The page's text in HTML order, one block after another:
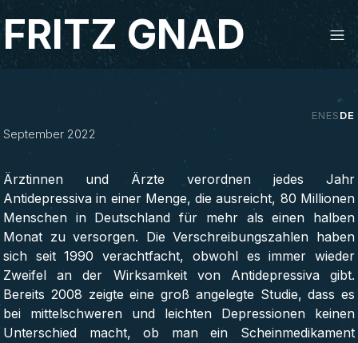
FRITZ GNAD
ANIMATION & GRAPHICS
ENESDE
September 2022
Ärztinnen und Ärzte verordnen jedes Jahr
Antidepressiva in einer Menge, die ausreicht, 80 Millionen
Menschen in Deutschland für mehr als einen halben
Monat zu versorgen. Die Verschreibungszahlen haben
sich seit 1990 verachtfacht, obwohl es immer wieder
Zweifel an der Wirksamkeit von Antidepressiva gibt.
Bereits 2008 zeigte eine groß angelegte Studie, dass es
bei mittelschweren und leichten Depressionen keinen
Unterschied macht, ob man ein Scheinmedikament